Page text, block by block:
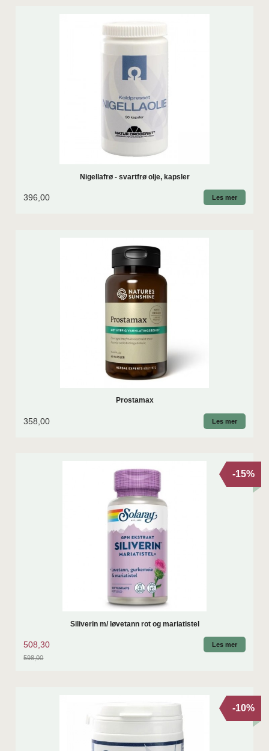
Nigellafrø - svartfrø olje, kapsler
396,00 Les mer
Prostamax
358,00 Les mer
Siliverin m/ løvetann rot og mariatistel
508,30
598,00
-15%
Les mer
-10%